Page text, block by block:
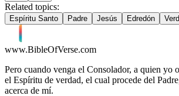
Related topics:
Espíritu Santo Padre Jesús Edredón
www.BibleOfVerse.com
Pero cuando venga el Consolador, a quien yo
el Espíritu de verdad, el cual procede del
acerca de mí.